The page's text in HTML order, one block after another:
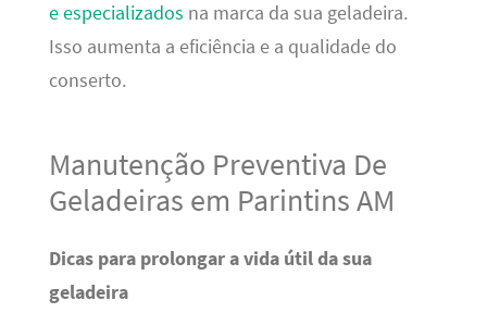
e especializados na marca da sua geladeira.
Isso aumenta a eficiência e a qualidade do
conserto.
Manutenção Preventiva De
Geladeiras em Parintins AM
Dicas para prolongar a vida útil da sua
geladeira